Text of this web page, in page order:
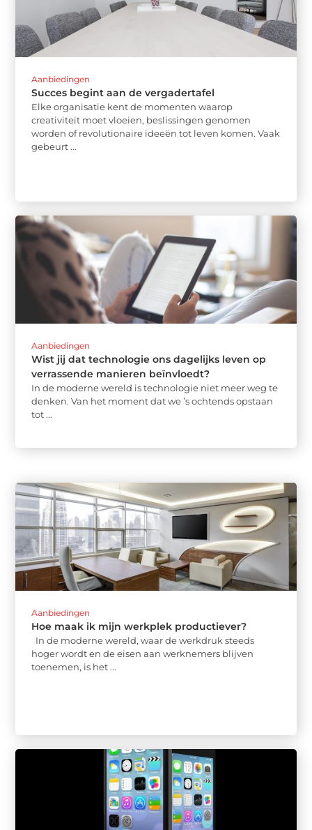
Aanbiedingen
Succes begint aan de vergadertafel
Elke organisatie kent de momenten waarop
creativiteit moet vloeien, beslissingen genomen
worden of revolutionaire ideeën tot leven komen. Vaak
gebeurt ...
Aanbiedingen
Wist jij dat technologie ons dagelijks leven op
verrassende manieren beïnvloedt?
In de moderne wereld is technologie niet meer weg te
denken. Van het moment dat we ’s ochtends opstaan
tot ...
Aanbiedingen
Hoe maak ik mijn werkplek productiever?
In de moderne wereld, waar de werkdruk steeds
hoger wordt en de eisen aan werknemers blijven
toenemen, is het ...